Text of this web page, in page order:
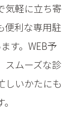
気軽に立ち寄
便利な専用駐
す。WEB予
スムーズな診
しいかたにも